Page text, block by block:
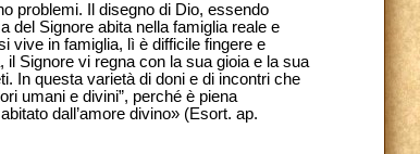
problemi. Il disegno di Dio, essendo
del Signore abita nella famiglia reale e
vive in famiglia, lì è difficile fingere e
Signore vi regna con la sua gioia e la sua
In questa varietà di doni e di incontri che
umani e divini”, perché è piena
dall’amore divino» (Esort. ap.